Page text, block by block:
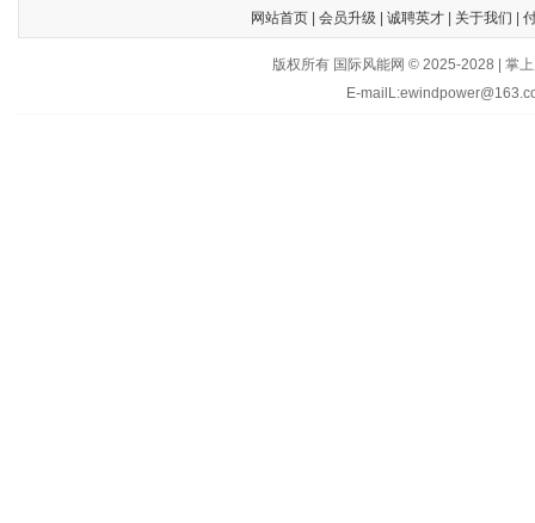
网站首页| 会员升级 诚聘英才| 关于我们
版权所有 国际风能网 © 2025-2028 | 掌
E-